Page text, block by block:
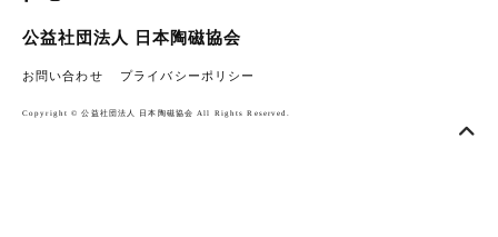
公益社団法人 日本陶磁協会
お問い合わせ プライバシーポリシー
Copyright © 公益社団法人 日本陶磁協会 All Rights Reserved.